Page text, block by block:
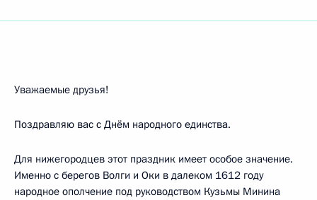
Уважаемые друзья!
Поздравляю вас с Днём народного единства.
Для нижегородцев этот праздник имеет особое значение.
Именно с берегов Волги и Оки в далеком 1612 году
народное ополчение под руководством Кузьмы Минина